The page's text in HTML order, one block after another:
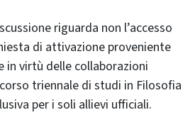
riguarda non l’accesso
di attivazione proveniente
in virtù delle collaborazioni
triennale di studi in Filosofia
per i soli allievi ufficiali.